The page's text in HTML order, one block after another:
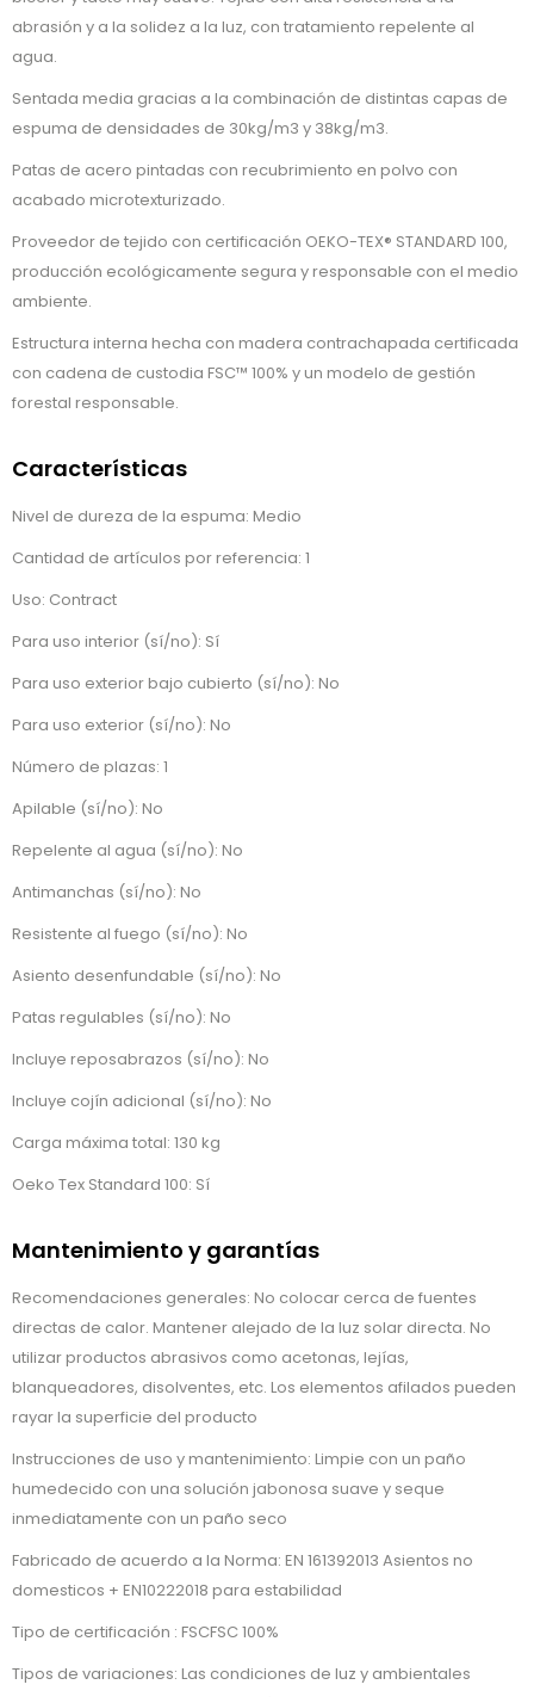
abrasión y a la solidez a la luz, con tratamiento repelente al
agua.
Sentada media gracias a la combinación de distintas capas de
espuma de densidades de 30kg/m3 y 38kg/m3.
Patas de acero pintadas con recubrimiento en polvo con
acabado microtexturizado.
Proveedor de tejido con certificación OEKO-TEX® STANDARD 100,
producción ecológicamente segura y responsable con el medio
ambiente.
Estructura interna hecha con madera contrachapada certificada
con cadena de custodia FSC™ 100% y un modelo de gestión
forestal responsable.
Características
Nivel de dureza de la espuma: Medio
Cantidad de artículos por referencia: 1
Uso: Contract
Para uso interior (sí/no): Sí
Para uso exterior bajo cubierto (sí/no): No
Para uso exterior (sí/no): No
Número de plazas: 1
Apilable (sí/no): No
Repelente al agua (sí/no): No
Antimanchas (sí/no): No
Resistente al fuego (sí/no): No
Asiento desenfundable (sí/no): No
Patas regulables (sí/no): No
Incluye reposabrazos (sí/no): No
Incluye cojín adicional (sí/no): No
Carga máxima total: 130 kg
Oeko Tex Standard 100: Sí
Mantenimiento y garantías
Recomendaciones generales: No colocar cerca de fuentes
directas de calor. Mantener alejado de la luz solar directa. No
utilizar productos abrasivos como acetonas, lejías,
blanqueadores, disolventes, etc. Los elementos afilados pueden
rayar la superficie del producto
Instrucciones de uso y mantenimiento: Limpie con un paño
humedecido con una solución jabonosa suave y seque
inmediatamente con un paño seco
Fabricado de acuerdo a la Norma: EN 161392013 Asientos no
domesticos + EN10222018 para estabilidad
Tipo de certificación : FSCFSC 100%
Tipos de variaciones: Las condiciones de luz y ambientales